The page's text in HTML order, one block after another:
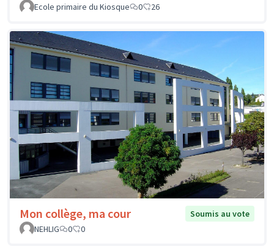
Ecole primaire du Kiosque 0 26
Mon collège, ma cour
Soumis au vote
NEHLIG
0 0